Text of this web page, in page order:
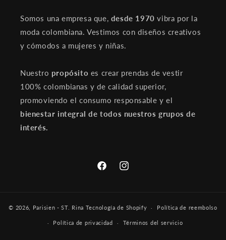
Somos una empresa que, desde 1970vibra por la
moda colombiana. Vestimos con diseños creativos
y cómodos a mujeres y niñas.
Nuestro propósito es crear prendas de vestir
100% colombianas y de calidad superior,
promoviendo el consumo responsable y el
bienestar integral de todos nuestros grupos de
interés.
FacebookInstagram
© 2026, Parisien - ST. Rina Tecnología de Shopify Política de reembolso
Política de privacidad Términos del servicio